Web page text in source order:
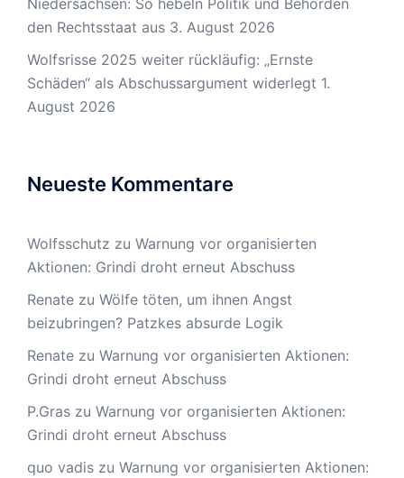
Niedersachsen: So hebeln Politik und Behörden
den Rechtsstaat aus 3. August 2026
Wolfsrisse 2025 weiter rückläufig: „Ernste
Schäden“ als Abschussargument widerlegt 1.
August 2026
Neueste Kommentare
Wolfsschutz zu Warnung vor organisierten
Aktionen: Grindi droht erneut Abschuss
Renate zu Wölfe töten, um ihnen Angst
beizubringen? Patzkes absurde Logik
Renate zu Warnung vor organisierten Aktionen:
Grindi droht erneut Abschuss
P.Gras zu Warnung vor organisierten Aktionen:
Grindi droht erneut Abschuss
quo vadis zu Warnung vor organisierten Aktionen: